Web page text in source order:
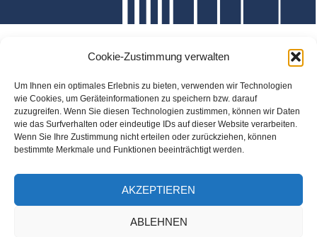
Cookie-Zustimmung verwalten
Um Ihnen ein optimales Erlebnis zu bieten, verwenden wir Technologien
wie Cookies, um Geräteinformationen zu speichern bzw. darauf
zuzugreifen. Wenn Sie diesen Technologien zustimmen, können wir Daten
wie das Surfverhalten oder eindeutige IDs auf dieser Website verarbeiten.
Wenn Sie Ihre Zustimmung nicht erteilen oder zurückziehen, können
bestimmte Merkmale und Funktionen beeinträchtigt werden.
AKZEPTIEREN
ABLEHNEN